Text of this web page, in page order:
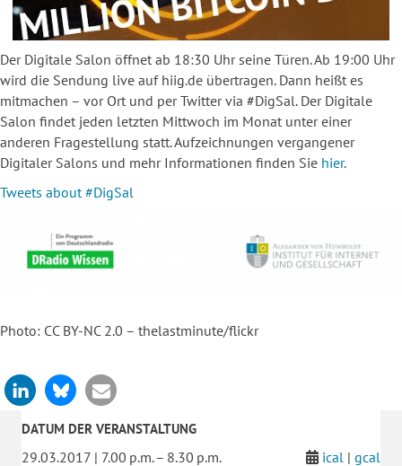
Der Digitale Salon öffnet ab 18:30 Uhr seine Türen. Ab 19:00 Uhr
wird die Sendung live auf hiig.de übertragen. Dann heißt es
mitmachen – vor Ort und per Twitter via #DigSal. Der Digitale
Salon findet jeden letzten Mittwoch im Monat unter einer
anderen Fragestellung statt. Aufzeichnungen vergangener
Digitaler Salons und mehr Informationen finden Sie hier.
Tweets about #DigSal
Photo: CC BY-NC 2.0 – thelastminute/flickr
DATUM DER VERANSTALTUNG
29.03.2017 | 7.00 p.m. – 8.30 p.m. ical | gcal